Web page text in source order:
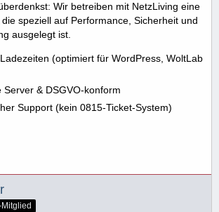
Wir betreiben mit NetzLiving eine
speziell auf Performance, Sicherheit und
ausgelegt ist.
(optimiert für WordPress, WoltLab
& DSGVO-konform
Support (kein 0815-Ticket-System)